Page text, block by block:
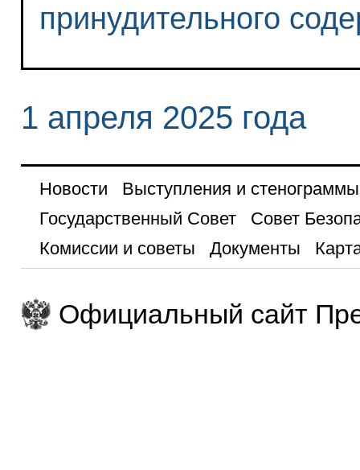
принудительного
1 апреля 2025 года
Новости
Выступления и стенограммы
Государственный Совет
Совет
Комиссии и советы
Документы
Официальный сайт